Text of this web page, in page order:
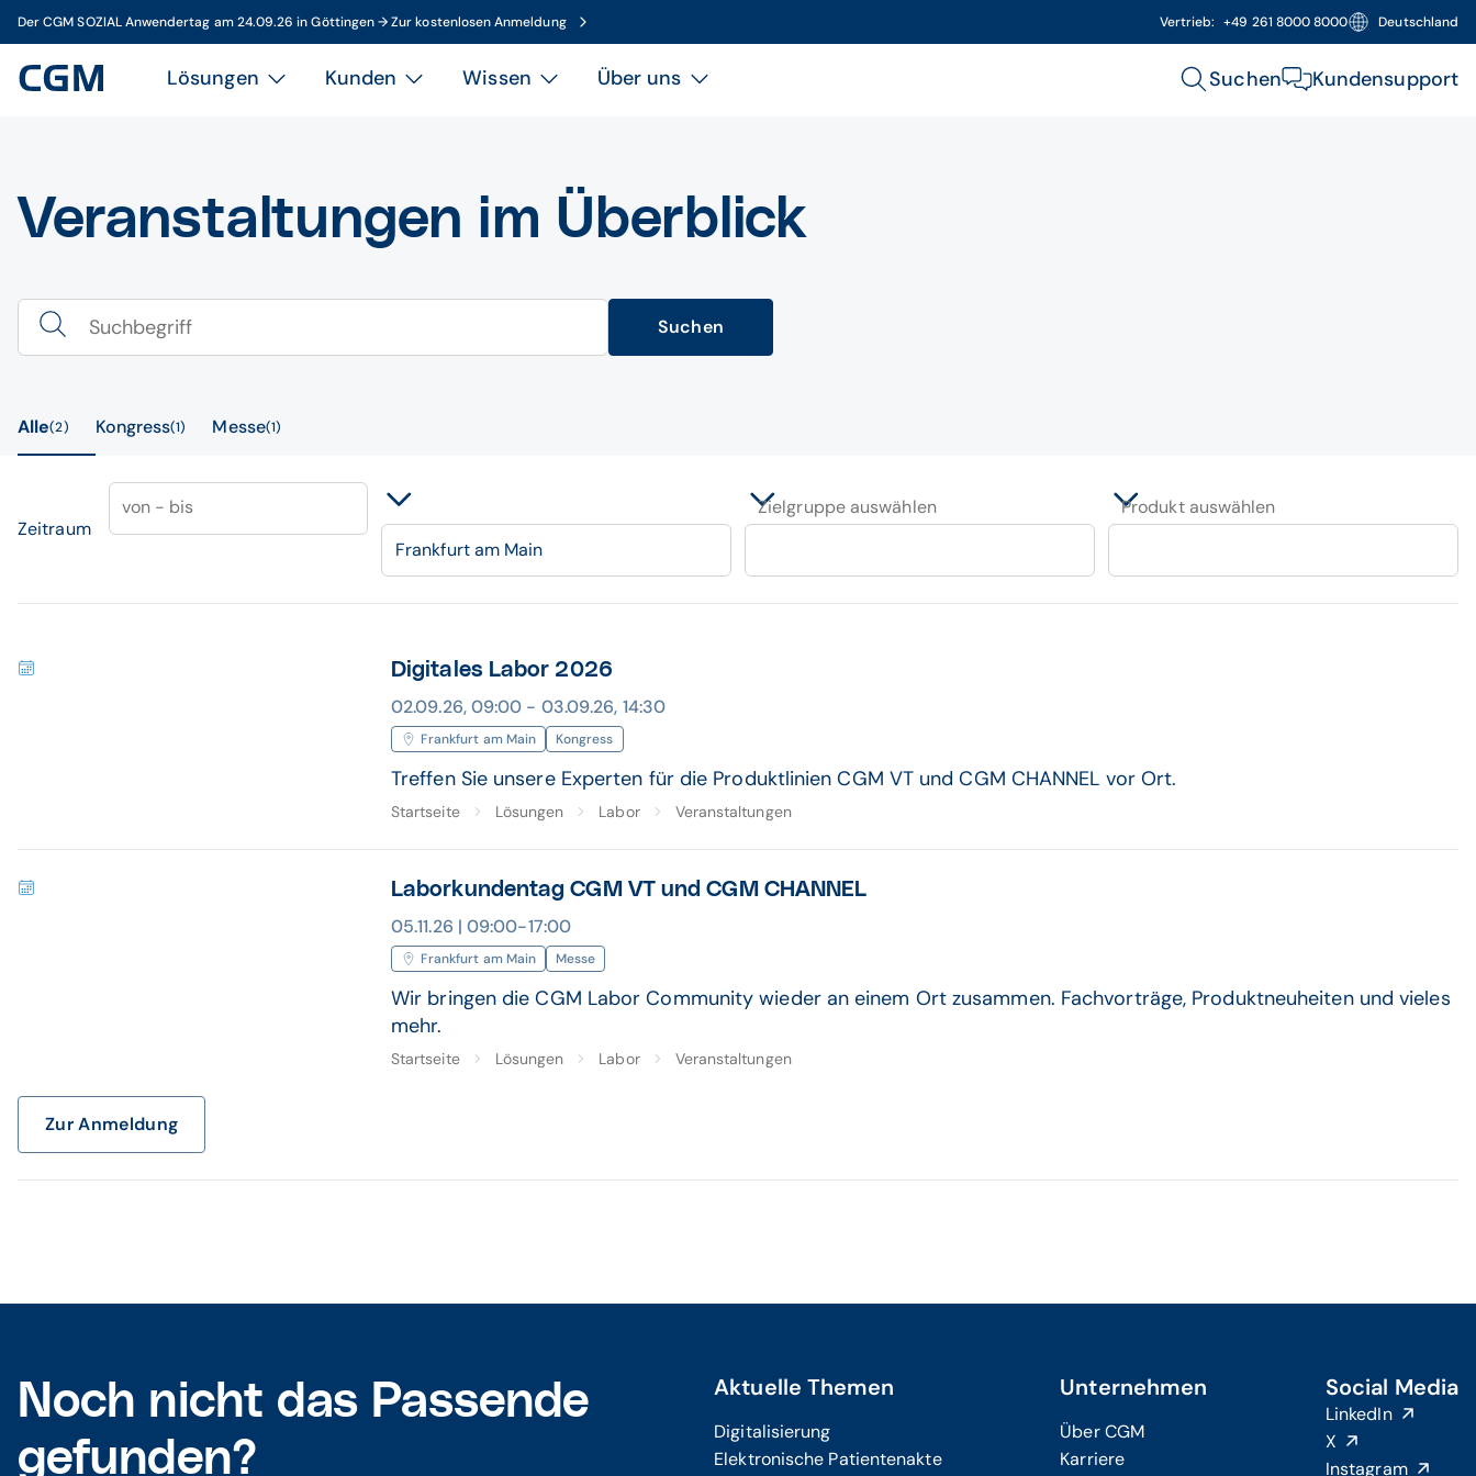
Der CGM SOZIAL Anwendertag am 24.09.26 in Göttingen → Zur kostenlosen Anmeldung Vertrieb: +49 261 8000 8000 Deutschland
Lösungen Kunden Wissen Über uns Suchen Kundensupport
Veranstaltungen im Überblick
Suchen
Alle 2 Kongress 1 Messe 1
Zeitraum
von - bis
Frankfurt am Main
Zielgruppe auswählen Produkt auswählen
Digitales Labor 2026
02.09.26, 09:00 - 03.09.26, 14:30
Frankfurt am Main Kongress
Treffen Sie unsere Experten für die Produktlinien CGM VT und CGM CHANNEL vor Ort.
Startseite Lösungen Labor Veranstaltungen
Laborkundentag CGM VT und CGM CHANNEL
05.11.26 | 09:00-17:00
Frankfurt am Main Messe
Wir bringen die CGM Labor Community wieder an einem Ort zusammen. Fachvorträge, Produktneuheiten und vieles
mehr.
Startseite Lösungen Labor Veranstaltungen
Zur Anmeldung
Noch nicht das Passende
gefunden?
Aktuelle Themen
Digitalisierung
Elektronische Patientenakte
Unternehmen
Über CGM
Karriere
Social Media
LinkedIn
X
Instagram